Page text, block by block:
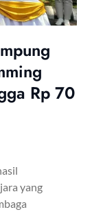
Rp 70
yang